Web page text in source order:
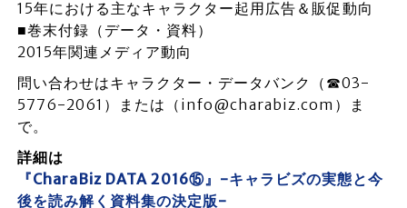
15年における主なキャラクター起用広告＆販促動向
■巻末付録（データ・資料）
2015年関連メディア動向
問い合わせはキャラクター・データバンク（☎03-
5776-2061）または（info@charabiz.com）ま
で。
詳細は
『CharaBiz DATA 2016⑮』-キャラビズの実態と今
後を読み解く資料集の決定版-